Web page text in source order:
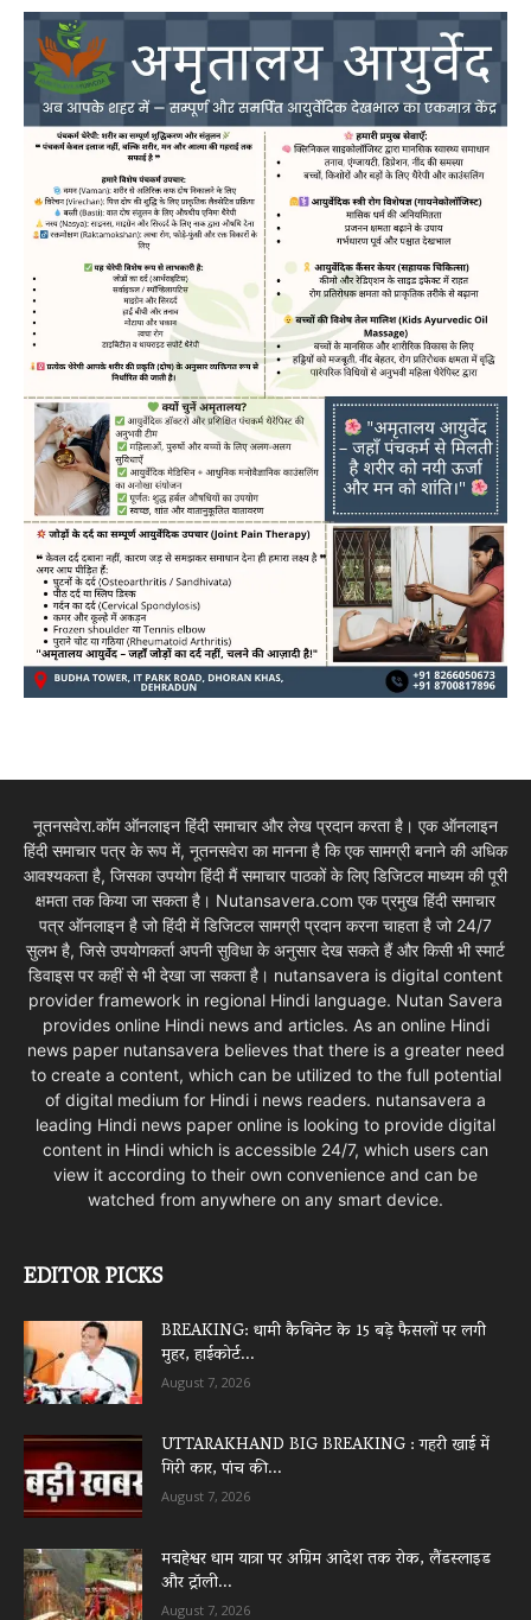
नूतनसवेरा.कॉम ऑनलाइन हिंदी समाचार और लेख प्रदान करता है। एक ऑनलाइन
हिंदी समाचार पत्र के रूप में, नूतनसवेरा का मानना है कि एक सामग्री बनाने की अधिक
आवश्यकता है, जिसका उपयोग हिंदी मैं समाचार पाठकों के लिए डिजिटल माध्यम की पूरी
क्षमता तक किया जा सकता है। Nutansavera.com एक प्रमुख हिंदी समाचार
पत्र ऑनलाइन है जो हिंदी में डिजिटल सामग्री प्रदान करना चाहता है जो 24/7
सुलभ है, जिसे उपयोगकर्ता अपनी सुविधा के अनुसार देख सकते हैं और किसी भी स्मार्ट
डिवाइस पर कहीं से भी देखा जा सकता है। nutansavera is digital content
provider framework in regional Hindi language. Nutan Savera
provides online Hindi news and articles. As an online Hindi
news paper nutansavera believes that there is a greater need
to create a content, which can be utilized to the full potential
of digital medium for Hindi i news readers. nutansavera a
leading Hindi news paper online is looking to provide digital
content in Hindi which is accessible 24/7, which users can
view it according to their own convenience and can be
watched from anywhere on any smart device.
EDITOR PICKS
BREAKING: धामी कैबिनेट के 15 बड़े फैसलों पर लगी
मुहर, हाईकोर्ट...
August 7, 2026
UTTARAKHAND BIG BREAKING : गहरी खाई में
गिरी कार, पांच की...
August 7, 2026
मद्महेश्वर धाम यात्रा पर अग्रिम आदेश तक रोक, लैंडस्लाइड
और ट्रॉली...
August 7, 2026